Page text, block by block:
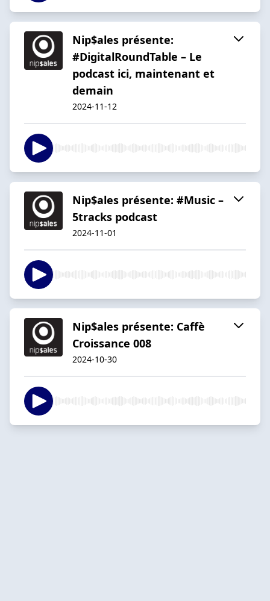
Nip$ales présente:
#DigitalRoundTable – Le
podcast ici, maintenant et
demain
2024-11-12
Nip$ales présente: #Music –
5tracks podcast
2024-11-01
Nip$ales présente: Caffè
Croissance 008
2024-10-30